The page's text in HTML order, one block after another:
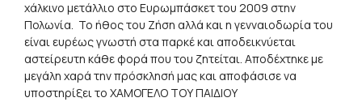
χάλκινο μετάλλιο στο Ευρωμπάσκετ του 2009 στην
Πολωνία. Το ήθος του Ζήση αλλά και η γενναιοδωρία του
είναι ευρέως γνωστή στα παρκέ και αποδεικνύεται
αστείρευτη κάθε φορά που του ζητείται. Αποδέχτηκε με
μεγάλη χαρά την πρόσκλησή μας και αποφάσισε να
υποστηρίξει το ΧΑΜΟΓΕΛΟ ΤΟΥ ΠΑΙΔΙΟΥ